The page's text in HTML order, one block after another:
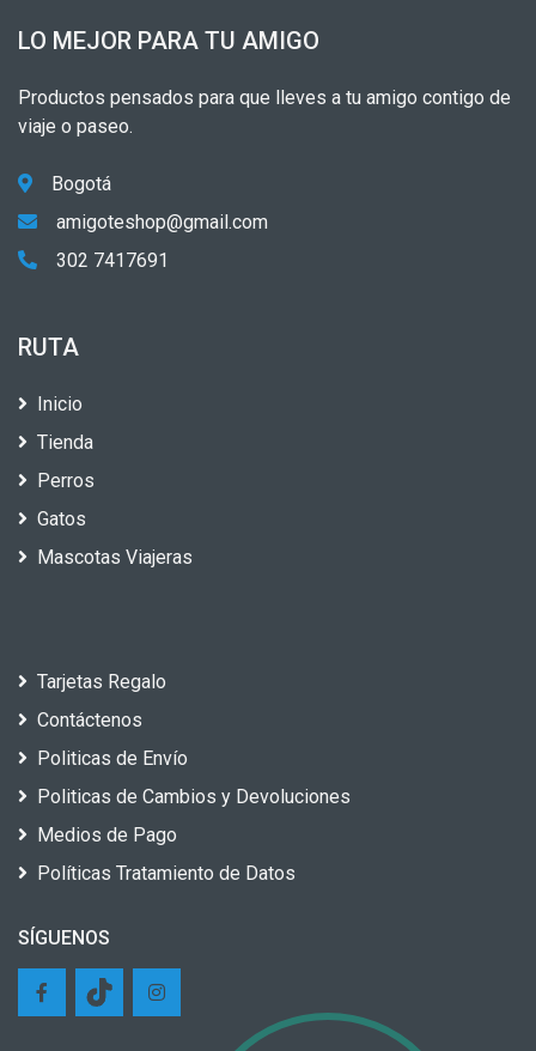
LO MEJOR PARA TU AMIGO
Productos pensados para que lleves a tu amigo contigo de
viaje o paseo.
Bogotá
amigoteshop@gmail.com
302 7417691
RUTA
Inicio
Tienda
Perros
Gatos
Mascotas Viajeras
Tarjetas Regalo
Contáctenos
Politicas de Envío
Politicas de Cambios y Devoluciones
Medios de Pago
Políticas Tratamiento de Datos
SÍGUENOS